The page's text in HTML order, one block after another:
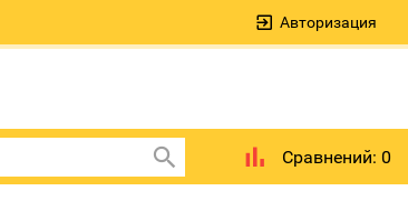
Авторизация
Сравнений: 0